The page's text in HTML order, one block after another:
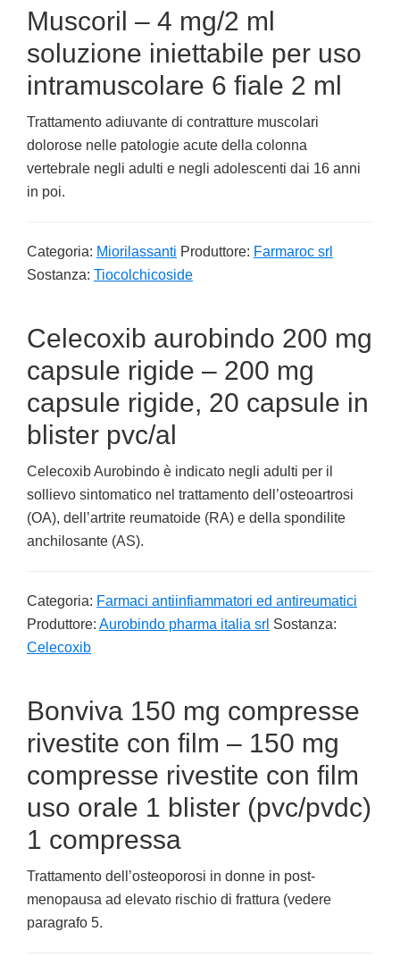
Muscoril – 4 mg/2 ml
soluzione iniettabile per uso
intramuscolare 6 fiale 2 ml
Trattamento adiuvante di contratture muscolari
dolorose nelle patologie acute della colonna
vertebrale negli adulti e negli adolescenti dai 16 anni
in poi.
Categoria: Miorilassanti Produttore: Farmaroc srl
Sostanza: Tiocolchicoside
Celecoxib aurobindo 200 mg
capsule rigide – 200 mg
capsule rigide, 20 capsule in
blister pvc/al
Celecoxib Aurobindo è indicato negli adulti per il
sollievo sintomatico nel trattamento dell’osteoartrosi
(OA), dell’artrite reumatoide (RA) e della spondilite
anchilosante (AS).
Categoria: Farmaci antiinfiammatori ed antireumatici
Produttore: Aurobindo pharma italia srl Sostanza:
Celecoxib
Bonviva 150 mg compresse
rivestite con film – 150 mg
compresse rivestite con film
uso orale 1 blister (pvc/pvdc)
1 compressa
Trattamento dell’osteoporosi in donne in post-
menopausa ad elevato rischio di frattura (vedere
paragrafo 5.